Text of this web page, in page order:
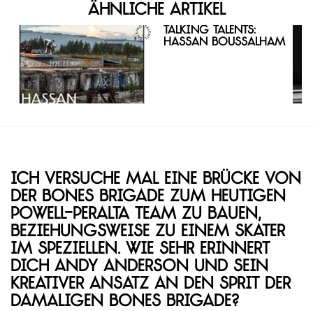
Ähnliche Artikel
Talking Talents:
Hassan Boussalham
Ich versuche mal eine Brücke von
der Bones Brigade zum heutigen
Powell-Peralta Team zu bauen,
beziehungsweise zu einem Skater
im Speziellen. Wie sehr erinnert
dich Andy Anderson und sein
kreativer Ansatz an den Sprit der
damaligen Bones Brigade?